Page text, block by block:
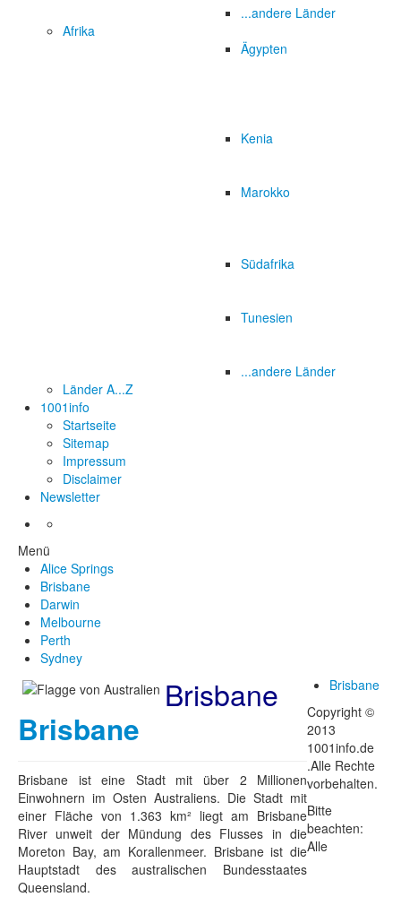
...andere Länder
Afrika
Ägypten
Kenia
Marokko
Südafrika
Tunesien
...andere Länder
Länder A...Z
1001info
Startseite
Sitemap
Impressum
Disclaimer
Newsletter
Menü
Alice Springs
Brisbane
Darwin
Melbourne
Perth
Sydney
Brisbane
Brisbane
Brisbane ist eine Stadt mit über 2 Millionen
Einwohnern im Osten Australiens. Die Stadt mit
einer Fläche von 1.363 km² liegt am Brisbane
River unweit der Mündung des Flusses in die
Moreton Bay, am Korallenmeer. Brisbane ist die
Hauptstadt des australischen Bundesstaates
Queensland.
Brisbane
Copyright ©
2013
1001info.de
.Alle Rechte
vorbehalten.
Bitte
beachten:
Alle